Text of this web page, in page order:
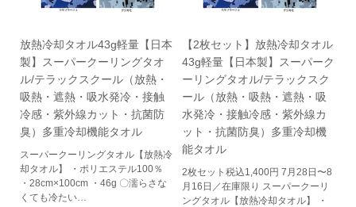
放熱冷却タオル43g軽量【日本
製】スーパークーリングタオ
ル/テラックスクール（放熱・
吸熱・遮熱・吸水発冷・接触
冷感・紫外線カット・抗菌防
臭）多重冷却機能タオル
スーパークーリングタオル【放熱冷
却タオル】 ・ポリエステル100％
・28cm×100cm ・46g 〇濡らさな
くても冷たい…
【2枚セット】放熱冷却タオル
43g軽量【日本製】スーパーク
ーリングタオル/テラックスク
ール（放熱・吸熱・遮熱・吸
水発冷・接触冷感・紫外線カ
ット・抗菌防臭）多重冷却機
能タオル
2枚セット税込1,400円 7月28日〜8
月16日／在庫限り スーパークーリ
ングタオル【放熱冷却タオル】 ・